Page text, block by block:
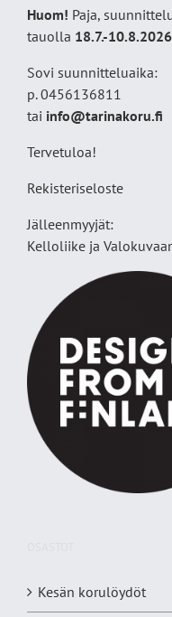
Huom! Paja,
tauolla 18.7.-10.8.2026
Sovi suunnitteluaika:
p. 0456136811
tai info@tarinakoru.fi
Tervetuloa!
Rekisteriseloste
Jälleenmyyjät:
Kelloliike ja
Kesän korulöydöt